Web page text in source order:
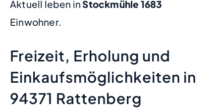
Aktuell leben inStockmühle 1683
Einwohner.
Freizeit, Erholung und
Einkaufsmöglichkeiten in
94371 Rattenberg